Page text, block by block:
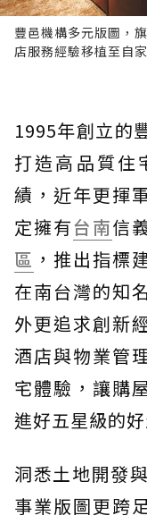
豐邑機構多元版圖，
店服務經驗移植至自
1995年創立的
打造高品質住
績，近年更揮
定擁有台南信
區 ，推出指標
在南台灣的知
外更追求創新
酒店與物業管
宅體驗，讓購
進好五星級的好
洞悉土地開發
事業版圖更跨